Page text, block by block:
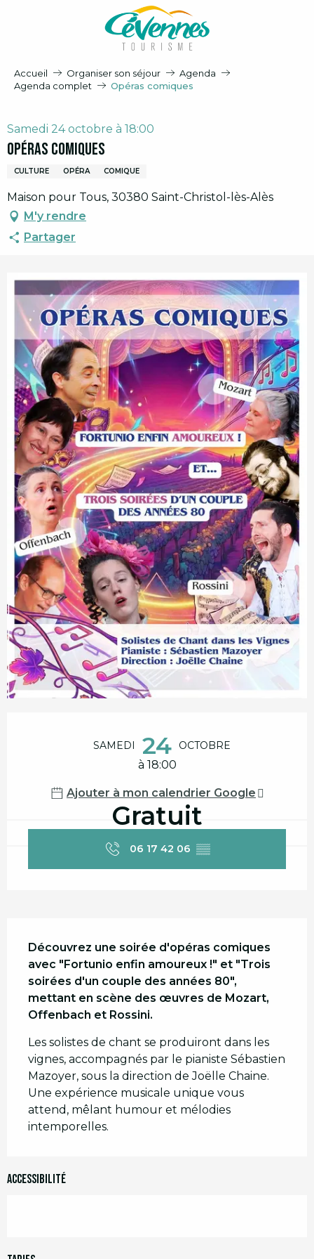
Accueil Organiser son séjour
Agenda
Agenda complet
Opéras comiques
Samedi 24 octobre à 18:00
Opéras comiques
CULTURE OPÉRA COMIQUE
Maison pour Tous, 30380 Saint-Christol-lès-Alès
M'y rendre
Partager
SAMEDI 24 OCTOBRE
à 18:00
Ajouter à mon calendrier Google
Gratuit
06 17 42 06 ▒▒
Découvrez une soirée d'opéras comiques
avec "Fortunio enfin amoureux !" et "Trois
soirées d'un couple des années 80",
mettant en scène des œuvres de Mozart,
Offenbach et Rossini.
Les solistes de chant se produiront dans les
vignes, accompagnés par le pianiste Sébastien
Mazoyer, sous la direction de Joëlle Chaine.
Une expérience musicale unique vous
attend, mêlant humour et mélodies
intemporelles.
Accessibilité